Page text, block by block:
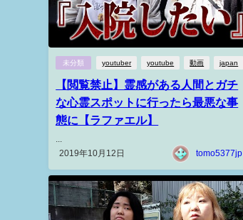
未分類 youtuber youtube 動画 japan
【閲覧禁止】霊感がある人間とガチ
な心霊スポットに行ったら最悪な事
態に【ラファエル】
2019年10月12日
tomo5377jp